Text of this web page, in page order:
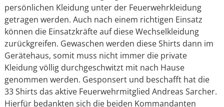
persönlichen Kleidung unter der Feuerwehrkleidung
getragen werden. Auch nach einem richtigen Einsatz
können die Einsatzkräfte auf diese Wechselkleidung
zurückgreifen. Gewaschen werden diese Shirts dann im
Gerätehaus, somit muss nicht immer die private
Kleidung völlig durchgeschwitzt mit nach Hause
genommen werden. Gesponsert und beschafft hat die
33 Shirts das aktive Feuerwehrmitglied Andreas Sarcher.
Hierfür bedankten sich die beiden Kommandanten